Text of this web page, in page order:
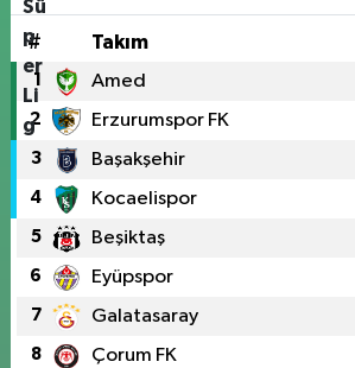
# Takım
1 Amed
2 Erzurumspor FK
3 Başakşehir
4 Kocaelispor
5 Beşiktaş
6 Eyüpspor
7 Galatasaray
8 Çorum FK